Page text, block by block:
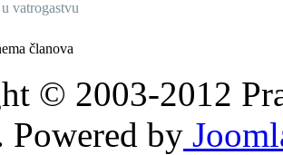
vatrogastvu
članova
© 2003-2012
Powered by